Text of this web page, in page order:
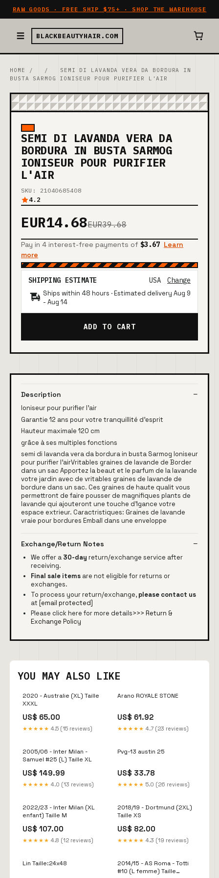
RAW GOODS · FREE SHIP $75+ · SHOP THE WAREHOUSE
BLACKBEAUTYHAIR.COM
HOME / /
SEMI DI LAVANDA VERA DA BORDURA IN
BUSTA SARMOG IONISEUR POUR PURIFIER L'AIR
SEMI DI LAVANDA VERA DA
BORDURA IN BUSTA SARMOG
IONISEUR POUR PURIFIER
L'AIR
SKU: 21040685408
4.2
EUR14.68EUR39.68
Pay in 4 interest-free payments of $3.67 Learn
more
SHIPPING ESTIMATE USA Change
Ships within 48 hours · Estimated delivery Aug 9
- Aug 14
ADD TO CART
Description
Ioniseur pour purifier l'air
Garantie 12 ans pour votre tranquillité d'esprit
Hauteur maximale 120 cm
grâce à ses multiples fonctions
semi di lavanda vera da bordura in busta Sarmog Ioniseur
pour purifier l'airVritables graines de lavande de Border
dans un sac Apportez la beaut et le parfum de la lavande
votre jardin avec de vritables graines de lavande de
bordure dans un sac. Ces graines de haute qualit vous
permettront de faire pousser de magnifiques plants de
lavande qui ajouteront une touche d'lgance votre
espace extrieur. Caractristiques: Graines de lavande
vraie pour bordures Emball dans une enveloppe
Exchange/Return Notes
We offer a 30-day return/exchange service after
receiving.
Final sale items are not eligible for returns or
exchanges.
To process your return/exchange, please contact us
at [email protected]
Please click here for more details>>> Return &
Exchange Policy
YOU MAY ALSO LIKE
2020 - Australie (XL) Taille
XXXL
US$ 65.00
★★★★★ 4.5 (15 reviews)
Arano ROYALE STONE
US$ 61.92
★★★★★ 4.7 (23 reviews)
2005/06 - Inter Milan -
Samuel #25 (L) Taille XL
US$ 149.99
★★★★★ 4.0 (13 reviews)
Pvg-13 austin 25
US$ 33.78
★★★★★ 5.0 (26 reviews)
2022/23 - Inter Milan (XL
enfant) Taille M
US$ 107.00
★★★★★ 4.8 (12 reviews)
2018/19 - Dortmund (2XL)
Taille XS
US$ 82.00
★★★★★ 4.3 (19 reviews)
Lin Taille:24x48
2014/15 - AS Roma - Totti
#10 (L femme) Taille